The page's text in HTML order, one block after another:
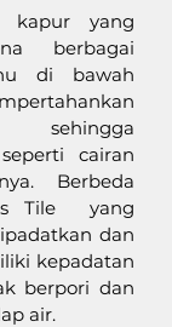
kapur yang
berbagai
di bawah
cairan
Berbeda
Tile  yang
dan
kepadatan
berpori dan
air.